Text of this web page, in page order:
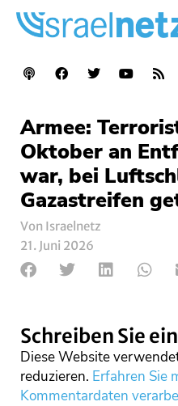
Armee:
Oktober an
war, bei
Gazastreifen
Von Israelnetz
21. Juni 2026
Schreiben Sie
Diese Website
reduzieren. Erfahren Sie
Kommentardaten